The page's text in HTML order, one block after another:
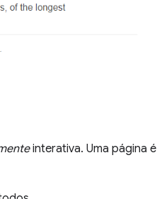
interativa. Uma página é